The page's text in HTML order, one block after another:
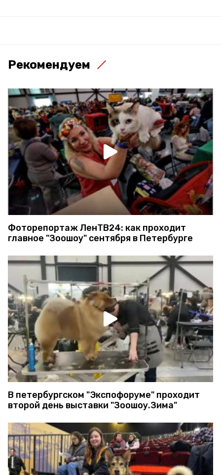
Рекомендуем
Фоторепортаж ЛенТВ24: как проходит
главное "Зоошоу" сентября в Петербурге
В петербургском "Экспофоруме" проходит
второй день выставки "Зоошоу.Зима"